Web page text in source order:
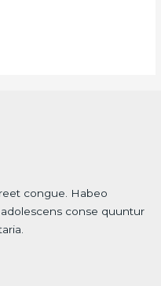
congue. Habeo
conse quuntur